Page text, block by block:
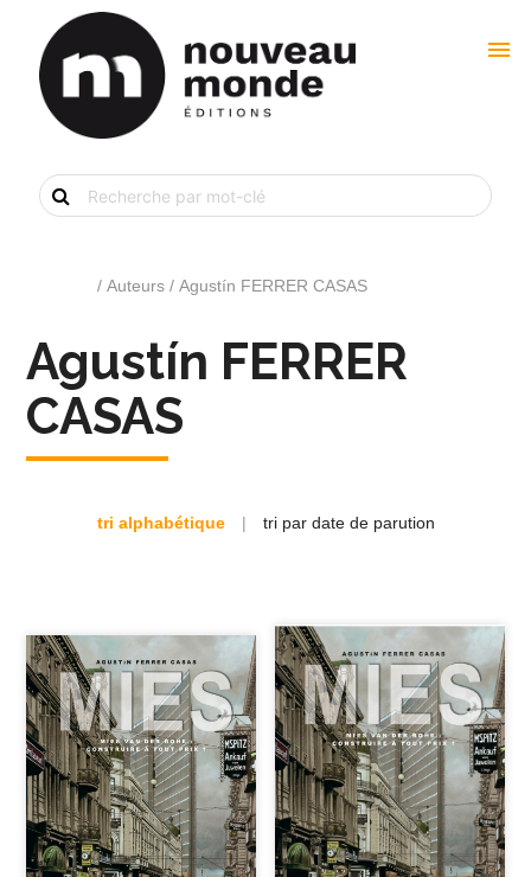
menu
Recherche
de
livre
/ Auteurs / Agustín FERRER CASAS
Agustín FERRER
CASAS
tri alphabétique | tri par date de parution